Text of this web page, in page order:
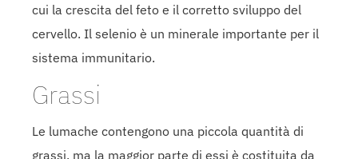
cui la crescita del feto e il corretto sviluppo del
cervello. Il selenio è un minerale importante per il
sistema immunitario.
Grassi
Le lumache contengono una piccola quantità di
grassi, ma la maggior parte di essi è costituita da